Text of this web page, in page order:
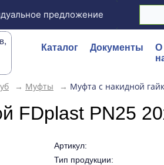
предложение
Каталог Документы
О
→ Муфты → Муфта с накидной
FDplast PN25
Артикул:
Тип продукции: